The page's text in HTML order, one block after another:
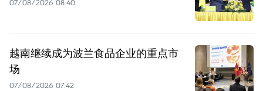
07/08/2026 08:40
越南继续成为波兰食品企业的重点市
场
07/08/2026 07:42